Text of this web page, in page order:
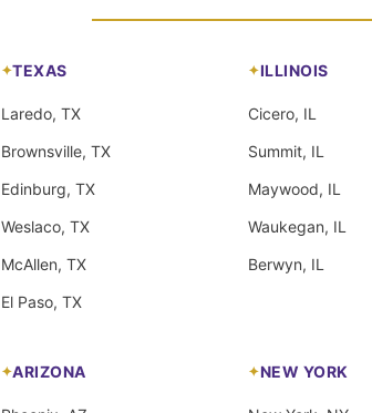
TEXAS
Laredo, TX
Brownsville, TX
Edinburg, TX
Weslaco, TX
McAllen, TX
El Paso, TX
ILLINOIS
Cicero, IL
Summit, IL
Maywood, IL
Waukegan, IL
Berwyn, IL
ARIZONA NEW YORK